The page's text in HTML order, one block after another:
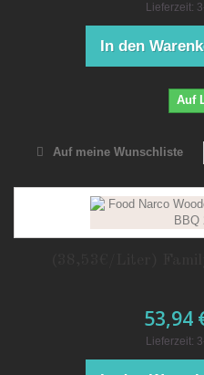
Lieferzeit:
In den
Auf
Auf meine Wunschliste
53,94
Lieferzeit: